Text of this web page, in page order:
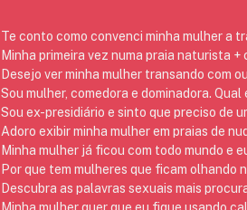
Te conto como convenci minha mulher a
Minha primeira vez numa praia naturista
Desejo ver minha mulher transando com
Sou mulher, comedora e dominadora. Qual
Sou ex-presidiário e sinto que preciso de
Adoro exibir minha mulher em praias de
Minha mulher já ficou com todo mundo e
Por que tem mulheres que ficam olhando
Descubra as palavras sexuais mais
Minha mulher quer que eu fique usando